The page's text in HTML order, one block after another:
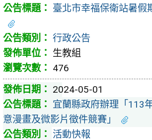
臺北市幸福保衛站暑假
行政公告
生教組
476
2024-05-01
宜蘭縣政府辦理「113
意漫畫及微影片徵件競賽」
活動快報